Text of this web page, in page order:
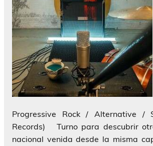
Progressive Rock / Alternative /
Records) Turno para descubrir
nacional venida desde la misma